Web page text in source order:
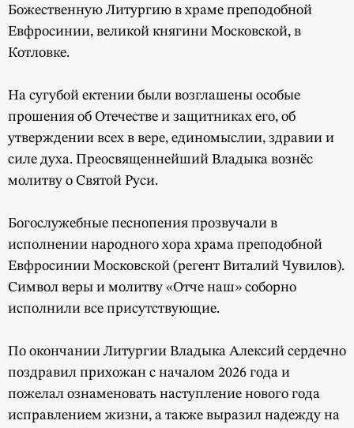
Божественную Литургию в храме преподобной
Евфросинии, великой княгини Московской, в
Котловке.
На сугубой ектении были возглашены особые
прошения об Отечестве и защитниках его, об
утверждении всех в вере, единомыслии, здравии и
силе духа. Преосвященнейший Владыка вознёс
молитву о Святой Руси.
Богослужебные песнопения прозвучали в
исполнении народного хора храма преподобной
Евфросинии Московской (регент Виталий Чувилов).
Символ веры и молитву «Отче наш» соборно
исполнили все присутствующие.
По окончании Литургии Владыка Алексий сердечно
поздравил прихожан с началом 2026 года и
пожелал ознаменовать наступление нового года
исправлением жизни, а также выразил надежду на